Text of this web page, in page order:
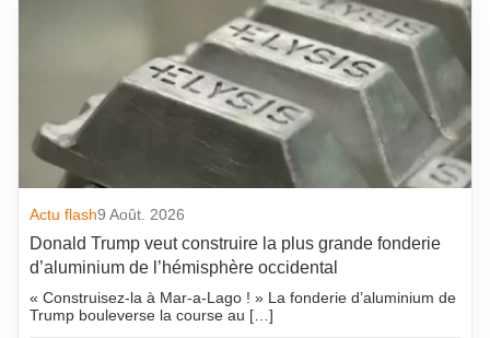
Actu flash9 Août. 2026
Donald Trump veut construire la plus grande fonderie
d’aluminium de l’hémisphère occidental
« Construisez-la à Mar-a-Lago ! » La fonderie d’aluminium de
Trump bouleverse la course au […]